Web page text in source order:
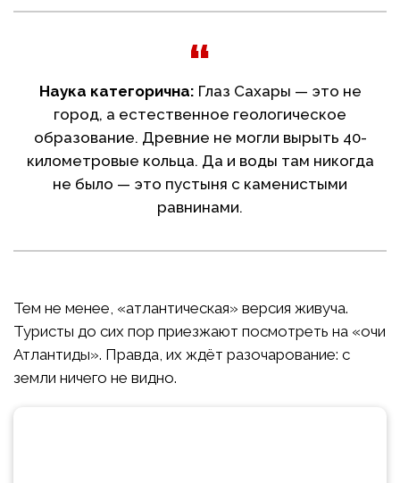
Наука категорична: Глаз Сахары — это не
город, а естественное геологическое
образование. Древние не могли вырыть 40-
километровые кольца. Да и воды там никогда
не было — это пустыня с каменистыми
равнинами.
Тем не менее, «атлантическая» версия живуча.
Туристы до сих пор приезжают посмотреть на «очи
Атлантиды». Правда, их ждёт разочарование: с
земли ничего не видно.